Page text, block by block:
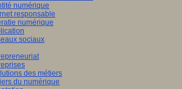
numérique
responsable
numérique
sociaux
des métiers
du numérique